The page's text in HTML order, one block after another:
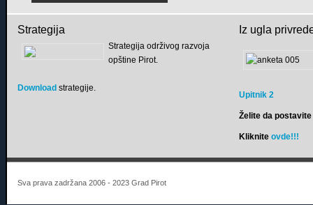
Strategija
Strategija održivog razvoja
opštine Pirot.
Download strategije.
Iz ugla
Upitnik 2
Želite da
Kliknite ovde!!!
Sva prava zadržana 2006 - 2023 Grad Pirot